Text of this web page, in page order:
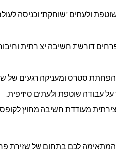
ולעתים 'שוחקת' וכניסה
דורשת חשיבה יצירתית
סטרס ומעניקה רגעים של
עבודה שוטפת ולעתים סיזיפית.
מעודדת חשיבה מחוץ
המתאימה לכם בתחום של שזירת